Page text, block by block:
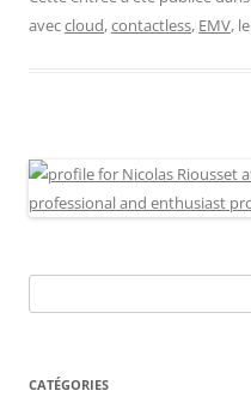
aveccloud,contactless, EMV, le
CATÉGORIES